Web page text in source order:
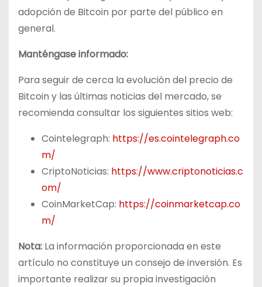
adopción de Bitcoin por parte del público en
general.
Manténgase informado:
Para seguir de cerca la evolución del precio de
Bitcoin y las últimas noticias del mercado, se
recomienda consultar los siguientes sitios web:
Cointelegraph: https://es.cointelegraph.co
m/
CriptoNoticias: https://www.criptonoticias.c
om/
CoinMarketCap: https://coinmarketcap.co
m/
Nota: La información proporcionada en este
artículo no constituye un consejo de inversión. Es
importante realizar su propia investigación